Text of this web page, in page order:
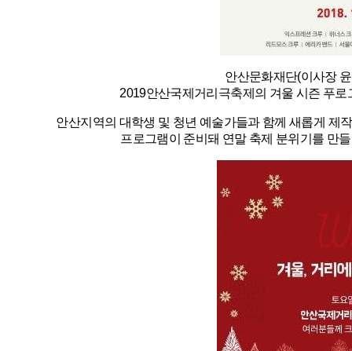
안산문화재단(이사장
2019안산국제거리극축제의 겨울 시즌 푸로
안산지역의 대학생 및 청년 예술가들과 함께 새롭게 제
프로그램이 준비돼 연말 축제 분위기를 만